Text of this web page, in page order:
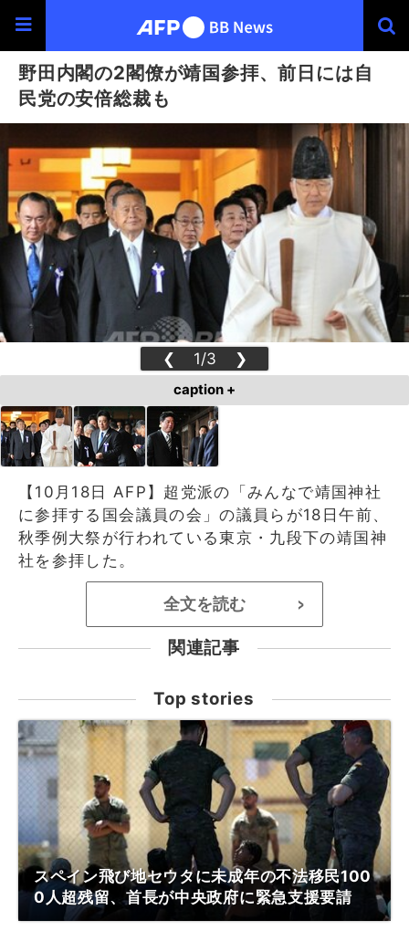
野田内閣の2閣僚が靖国参拝、前日には自
民党の安倍総裁も
❮ 1/3 ❯
caption +
【10月18日 AFP】超党派の「みんなで靖国神社
に参拝する国会議員の会」の議員らが18日午前、
秋季例大祭が行われている東京・九段下の靖国神
社を参拝した。
全文を読む >
関連記事
Top stories
スペイン飛び地セウタに未成年の不法移民100
0人超残留、首長が中央政府に緊急支援要請